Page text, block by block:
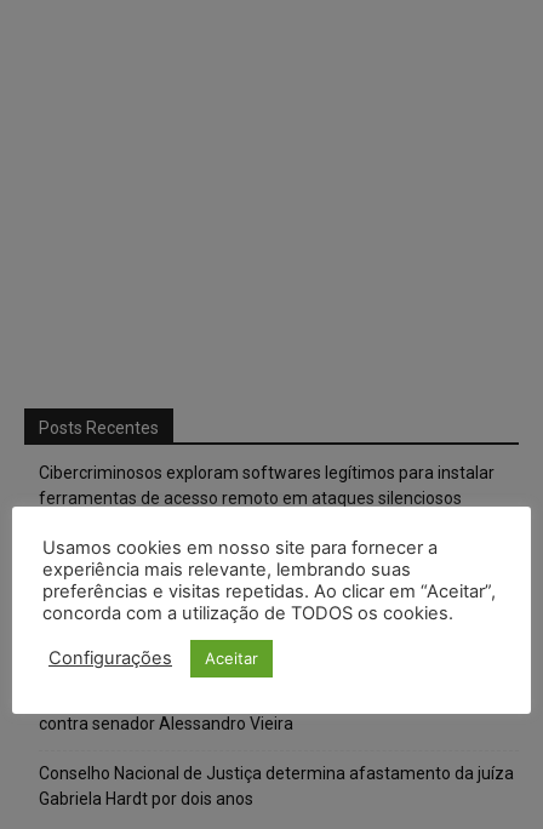
Posts Recentes
Cibercriminosos exploram softwares legítimos para instalar
ferramentas de acesso remoto em ataques silenciosos
Anvisa prevê novas aprovações de canetas emagrecedoras e
reforça combate ao mercado ilegal
CNJ extingue aposentadoria compulsória como punição
máxima para magistrados e regulamenta perda do cargo
contra senador Alessandro Vieira
Conselho Nacional de Justiça determina afastamento da juíza
Gabriela Hardt por dois anos
Usamos cookies em nosso site para fornecer a
experiência mais relevante, lembrando suas
preferências e visitas repetidas. Ao clicar em “Aceitar”,
concorda com a utilização de TODOS os cookies.
Configurações Aceitar